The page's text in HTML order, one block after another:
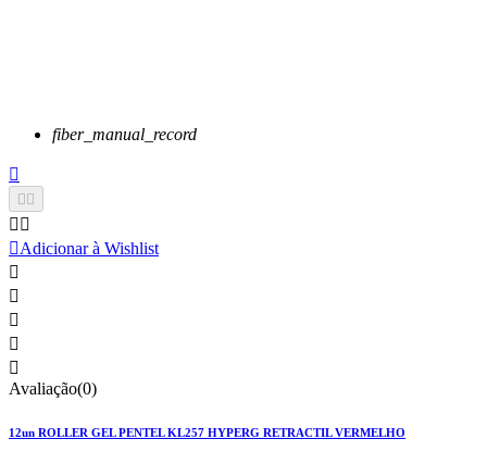
fiber_manual_record


 
Adicionar à Wishlist





Avaliação(0)
12un ROLLER GEL PENTEL KL257 HYPERG RETRACTIL VERMELHO